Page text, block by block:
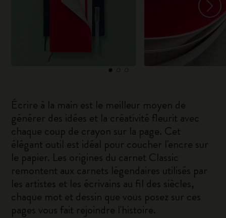
Écrire à la main est le meilleur moyen de
générer des idées et la créativité fleurit avec
chaque coup de crayon sur la page. Cet
élégant outil est idéal pour coucher l'encre sur
le papier. Les origines du carnet Classic
remontent aux carnets légendaires utilisés par
les artistes et les écrivains au fil des siècles,
chaque mot et dessin que vous posez sur ces
pages vous fait rejoindre l'histoire.